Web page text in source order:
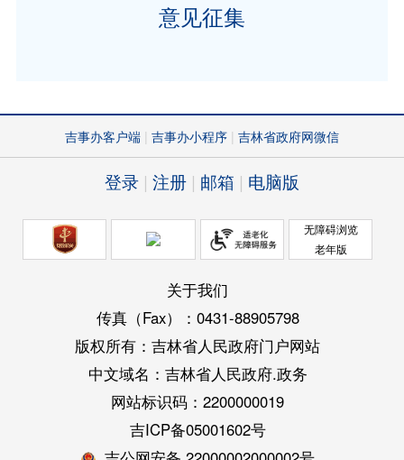
意见征集
吉事办客户端 吉事办小程序 吉林省政府网微信
登录 注册 邮箱 电脑版
无障碍浏览
老年版
关于我们
传真（Fax）：0431-88905798
版权所有：吉林省人民政府门户网站
中文域名：吉林省人民政府.政务
网站标识码：2200000019
吉ICP备05001602号